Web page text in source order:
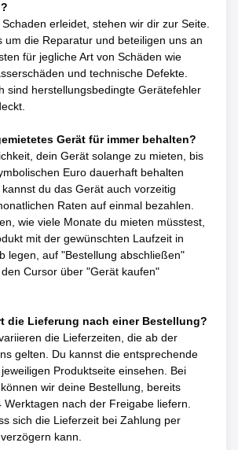
erleidet, stehen wir dir zur Seite.
um die Reparatur und beteiligen uns an
für jegliche Art von Schäden wie
und technische Defekte.
sind herstellungsbedingte Gerätefehler
Gerät für immer behalten?
dein Gerät solange zu mieten, bis
Euro dauerhaft behalten
du das Gerät auch vorzeitig
Raten auf einmal bezahlen.
wie viele Monate du mieten müsstest,
mit der gewünschten Laufzeit in
legen, auf "Bestellung abschließen"
Cursor über "Gerät kaufen"
die Lieferung nach einer Bestellung?
die Lieferzeiten, die ab der
gelten. Du kannst die entsprechende
Produktseite einsehen. Bei
wir deine Bestellung, bereits
Werktagen nach der Freigabe liefern.
sich die Lieferzeit bei Zahlung per
kann.